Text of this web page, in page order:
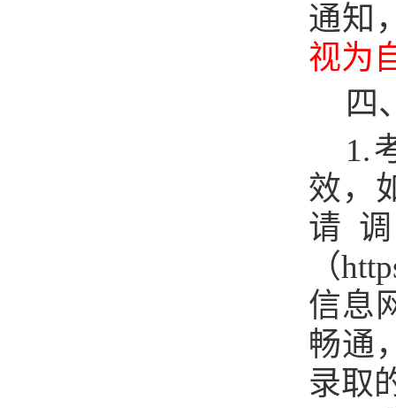
通知
视为
四
1.
效，
请
（
信息
畅通
录取